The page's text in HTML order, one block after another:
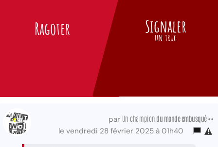
Ragoter Signaler
un truc
par Un champion du monde embusqué ••
le vendredi 28 février 2025 à 01h40